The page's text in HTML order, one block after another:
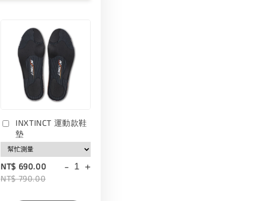
INXTINCT 運動款鞋
墊
NT$ 690.00
NT$ 790.00
- +